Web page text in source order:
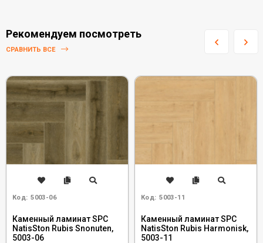
Рекомендуем посмотреть
СРАВНИТЬ ВСЕ
Код: 5003-06
Каменный ламинат SPC
NatisSton Rubis Snonuten,
5003-06
Код: 5003-11
Каменный ламинат SPC
NatisSton Rubis Harmonisk,
5003-11